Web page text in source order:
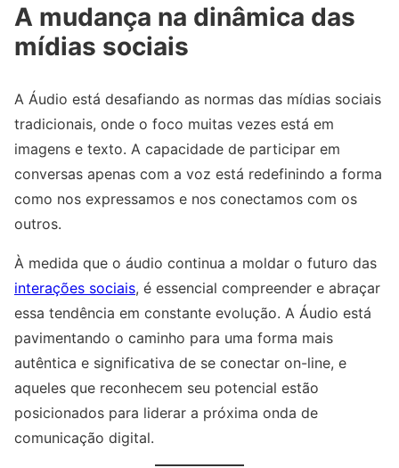
A mudança na dinâmica das
mídias sociais
A Áudio está desafiando as normas das mídias sociais
tradicionais, onde o foco muitas vezes está em
imagens e texto. A capacidade de participar em
conversas apenas com a voz está redefinindo a forma
como nos expressamos e nos conectamos com os
outros.
À medida que o áudio continua a moldar o futuro das
interações sociais, é essencial compreender e abraçar
essa tendência em constante evolução. A Áudio está
pavimentando o caminho para uma forma mais
autêntica e significativa de se conectar on-line, e
aqueles que reconhecem seu potencial estão
posicionados para liderar a próxima onda de
comunicação digital.